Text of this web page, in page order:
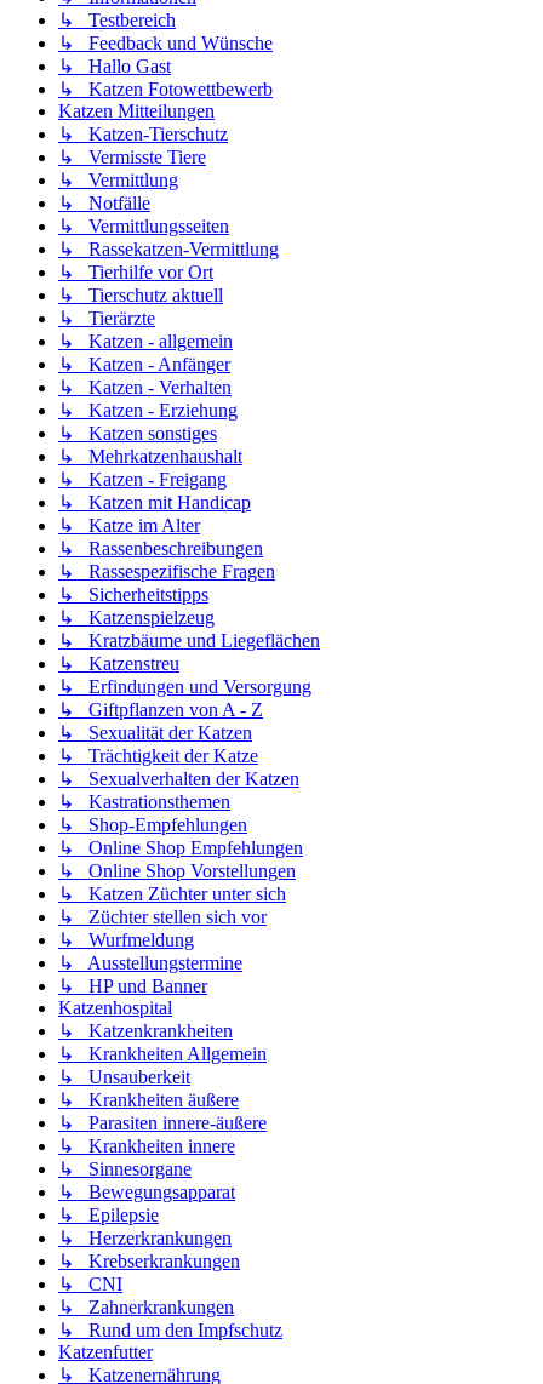
↳ Testbereich
↳ Feedback und Wünsche
↳ Hallo Gast
↳ Katzen Fotowettbewerb
Katzen Mitteilungen
↳ Katzen-Tierschutz
↳ Vermisste Tiere
↳ Vermittlung
↳ Notfälle
↳ Vermittlungsseiten
↳ Rassekatzen-Vermittlung
↳ Tierhilfe vor Ort
↳ Tierschutz aktuell
↳ Tierärzte
↳ Katzen - allgemein
↳ Katzen - Anfänger
↳ Katzen - Verhalten
↳ Katzen - Erziehung
↳ Katzen sonstiges
↳ Mehrkatzenhaushalt
↳ Katzen - Freigang
↳ Katzen mit Handicap
↳ Katze im Alter
↳ Rassenbeschreibungen
↳ Rassespezifische Fragen
↳ Sicherheitstipps
↳ Katzenspielzeug
↳ Kratzbäume und Liegeflächen
↳ Katzenstreu
↳ Erfindungen und Versorgung
↳ Giftpflanzen von A - Z
↳ Sexualität der Katzen
↳ Trächtigkeit der Katze
↳ Sexualverhalten der Katzen
↳ Kastrationsthemen
↳ Shop-Empfehlungen
↳ Online Shop Empfehlungen
↳ Online Shop Vorstellungen
↳ Katzen Züchter unter sich
↳ Züchter stellen sich vor
↳ Wurfmeldung
↳ Ausstellungstermine
↳ HP und Banner
Katzenhospital
↳ Katzenkrankheiten
↳ Krankheiten Allgemein
↳ Unsauberkeit
↳ Krankheiten äußere
↳ Parasiten innere-äußere
↳ Krankheiten innere
↳ Sinnesorgane
↳ Bewegungsapparat
↳ Epilepsie
↳ Herzerkrankungen
↳ Krebserkrankungen
↳ CNI
↳ Zahnerkrankungen
↳ Rund um den Impfschutz
Katzenfutter
↳ Katzenernährung